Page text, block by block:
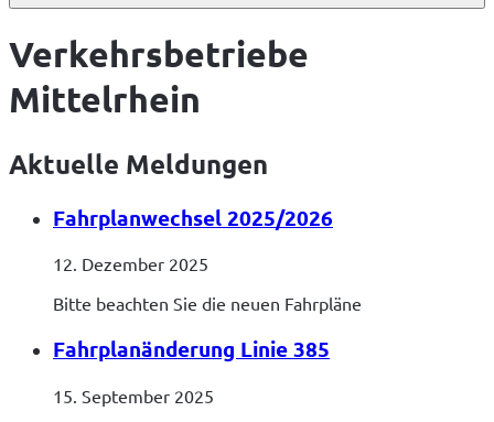
Verkehrsbetriebe
Mittelrhein
Aktuelle Meldungen
Fahrplanwechsel 2025/2026
12. Dezember 2025
Bitte beachten Sie die neuen Fahrpläne
Fahrplanänderung Linie 385
15. September 2025